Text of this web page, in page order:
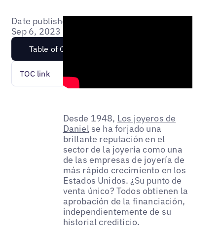
Date published:
Sep 6, 2023
Table of Content
TOC link
Desde 1948, Los joyeros de
Danielse ha forjado una
brillante reputación en el
sector de la joyería como una
de las empresas de joyería de
más rápido crecimiento en los
Estados Unidos. ¿Su punto de
venta único? Todos obtienen la
aprobación de la financiación,
independientemente de su
historial crediticio.